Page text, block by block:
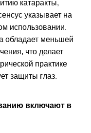
катаракты,
указывает на
использовании.
обладает меньшей
что делает
практике
защиты глаз.
включают в